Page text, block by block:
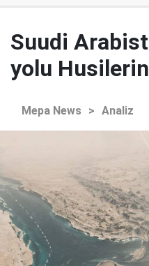
Suudi
yolu Husilerin
Mepa News > Analiz